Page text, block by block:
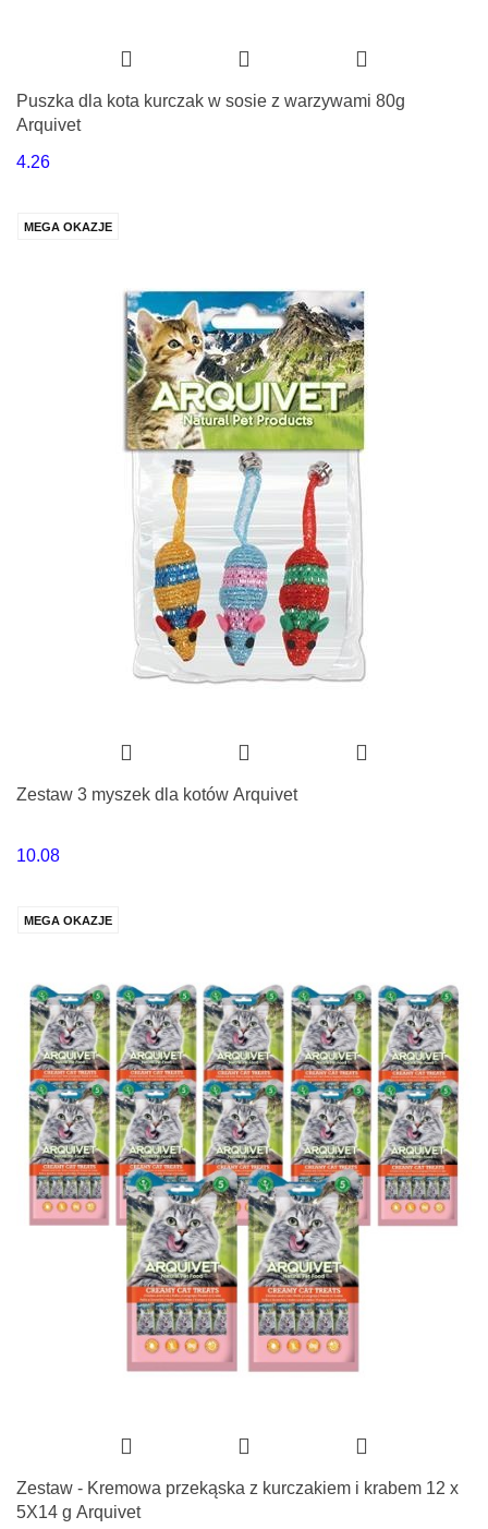
Puszka dla kota kurczak w sosie z warzywami 80g
Arquivet
4.26
MEGA OKAZJE
Zestaw 3 myszek dla kotów Arquivet
10.08
MEGA OKAZJE
Zestaw - Kremowa przekąska z kurczakiem i krabem 12 x
5X14 g Arquivet